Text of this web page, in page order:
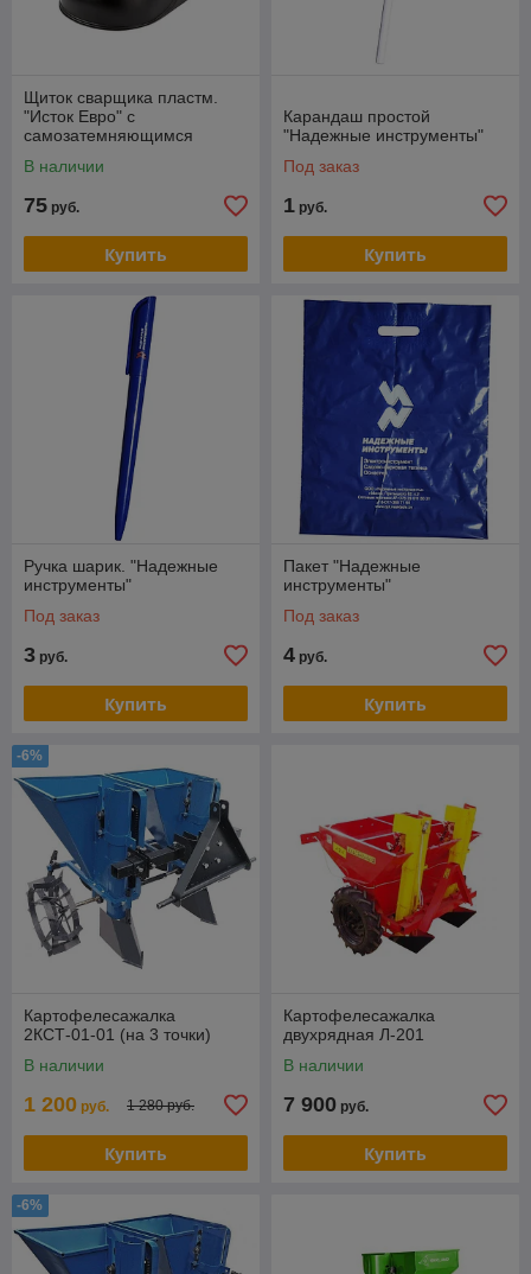
Щиток сварщика пластм.
"Исток Евро" с
самозатемняющимся
В наличии
75 руб.
Купить
Карандаш простой
"Надежные инструменты"
Под заказ
1 руб.
Купить
Ручка шарик. "Надежные
инструменты"
Под заказ
3 руб.
Купить
Пакет "Надежные
инструменты"
Под заказ
4 руб.
Купить
-6%
Картофелесажалка
2КСТ-01-01 (на 3 точки)
В наличии
1 200 руб. 1 280 руб.
Купить
Картофелесажалка
двухрядная Л-201
В наличии
7 900 руб.
Купить
-6%